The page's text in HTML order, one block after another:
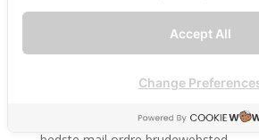
bedste land at finde postordrebrud
bedste land til postordre brud reddit
bedste lande til en postordrebrud
bedste mail ordre brude sider
Accept All
Change